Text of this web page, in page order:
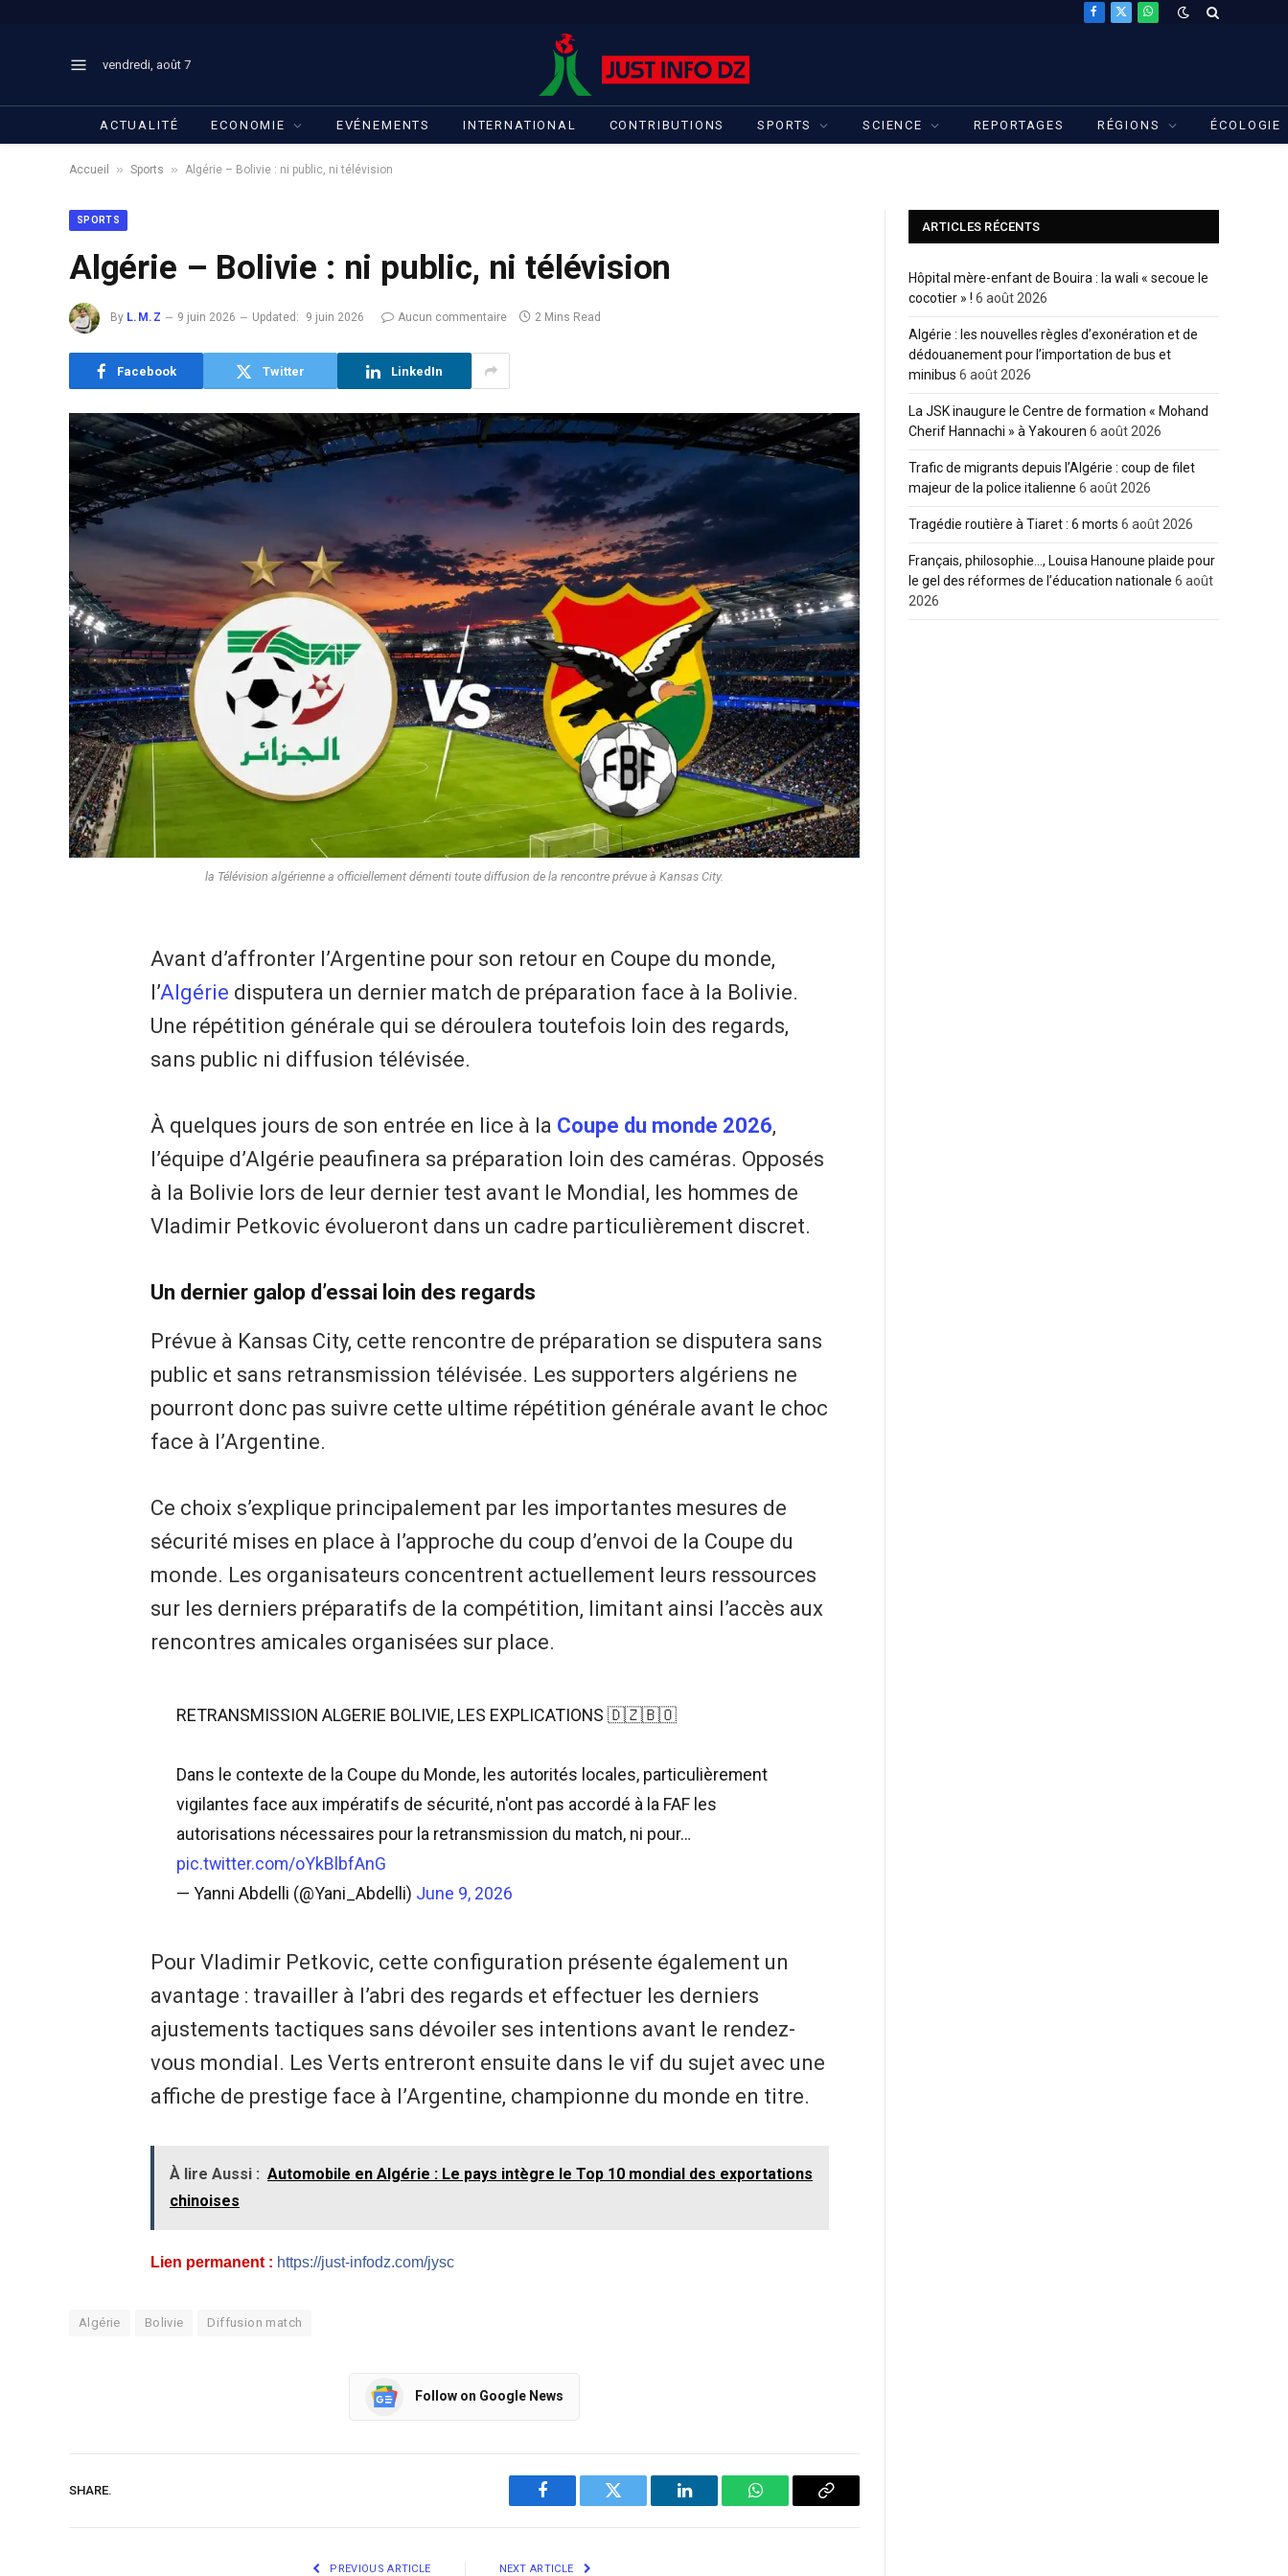
Facebook
X
WhatsApp
vendredi, août 7
ACTUALITÉ ECONOMIE EVÉNEMENTS INTERNATIONAL CONTRIBUTIONS SPORTS SCIENCE REPORTAGES RÉGIONS ÉCOLOGIE
Accueil » Sports » Algérie – Bolivie : ni public, ni télévision
SPORTS
Algérie – Bolivie : ni public, ni télévision
By L.M.Z 9 juin 2026 Updated: 9 juin 2026 Aucun commentaire 2 Mins Read
Facebook Twitter LinkedIn
la Télévision algérienne a officiellement démenti toute diffusion de la rencontre prévue à Kansas City.
Avant d’affronter l’Argentine pour son retour en Coupe du monde,
l’Algérie disputera un dernier match de préparation face à la Bolivie.
Une répétition générale qui se déroulera toutefois loin des regards,
sans public ni diffusion télévisée.
À quelques jours de son entrée en lice à la Coupe du monde 2026,
l’équipe d’Algérie peaufinera sa préparation loin des caméras. Opposés
à la Bolivie lors de leur dernier test avant le Mondial, les hommes de
Vladimir Petkovic évolueront dans un cadre particulièrement discret.
Un dernier galop d’essai loin des regards
Prévue à Kansas City, cette rencontre de préparation se disputera sans
public et sans retransmission télévisée. Les supporters algériens ne
pourront donc pas suivre cette ultime répétition générale avant le choc
face à l’Argentine.
Ce choix s’explique principalement par les importantes mesures de
sécurité mises en place à l’approche du coup d’envoi de la Coupe du
monde. Les organisateurs concentrent actuellement leurs ressources
sur les derniers préparatifs de la compétition, limitant ainsi l’accès aux
rencontres amicales organisées sur place.
RETRANSMISSION ALGERIE BOLIVIE, LES EXPLICATIONS 🇩🇿🇧🇴
​Dans le contexte de la Coupe du Monde, les autorités locales, particulièrement
vigilantes face aux impératifs de sécurité, n'ont pas accordé à la FAF les
autorisations nécessaires pour la retransmission du match, ni pour…
pic.twitter.com/oYkBlbfAnG
— Yanni Abdelli (@Yani_Abdelli) June 9, 2026
Pour Vladimir Petkovic, cette configuration présente également un
avantage : travailler à l’abri des regards et effectuer les derniers
ajustements tactiques sans dévoiler ses intentions avant le rendez-
vous mondial. Les Verts entreront ensuite dans le vif du sujet avec une
affiche de prestige face à l’Argentine, championne du monde en titre.
À lire Aussi : Automobile en Algérie : Le pays intègre le Top 10 mondial des exportations
chinoises
Lien permanent : https://just-infodz.com/jysc
Algérie Bolivie Diffusion match
Follow on Google News
SHARE.
Facebook Twitter LinkedIn WhatsAppCopy
PREVIOUS ARTICLE NEXT ARTICLE
ARTICLES RÉCENTS
Hôpital mère-enfant de Bouira : la wali « secoue le
cocotier » ! 6 août 2026
Algérie : les nouvelles règles d’exonération et de
dédouanement pour l’importation de bus et
minibus 6 août 2026
La JSK inaugure le Centre de formation « Mohand
Cherif Hannachi » à Yakouren 6 août 2026
Trafic de migrants depuis l’Algérie : coup de filet
majeur de la police italienne 6 août 2026
Tragédie routière à Tiaret : 6 morts 6 août 2026
Français, philosophie…, Louisa Hanoune plaide pour
le gel des réformes de l’éducation nationale 6 août
2026